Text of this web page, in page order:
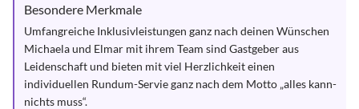
Besondere Merkmale
Umfangreiche Inklusivleistungen ganz nach deinen Wünschen
Michaela und Elmar mit ihrem Team sind Gastgeber aus
Leidenschaft und bieten mit viel Herzlichkeit einen
individuellen Rundum-Servie ganz nach dem Motto „alles kann-
nichts muss“.